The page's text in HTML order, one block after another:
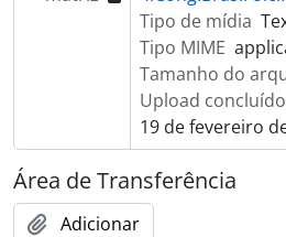
[Item] Instalação do
[Item] Encerramento
[Item] Instalação do
[Item] Sede do
[Item] Debate sobre
[Item] Estudo
[Item] 4º
Tipo de mídia
Tipo MIME
Tamanho do
Upload concluído
19 de fevereiro
Área de Transferência
Adicionar